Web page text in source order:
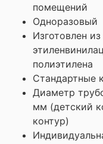
помещений
Одноразовый
Изготовлен
полиэтилена
Стандартные
Диаметр
мм (детский
контур)